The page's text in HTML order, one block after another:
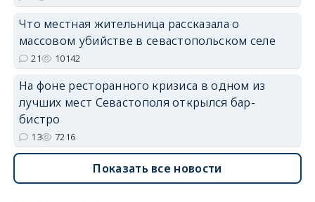
Что местная жительница рассказала о
массовом убийстве в севастопольском селе
21 10142
На фоне ресторанного кризиса в одном из
лучших мест Севастополя открылся бар-
бистро
13 7216
Показать все новости